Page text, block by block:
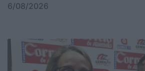
6/08/2026